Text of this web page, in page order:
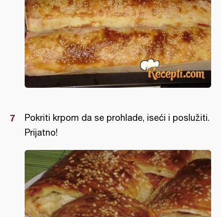
Pokriti krpom da se prohlade, iseći i poslužiti.
Prijatno!